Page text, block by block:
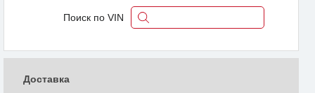
Поиск по VIN
Доставка